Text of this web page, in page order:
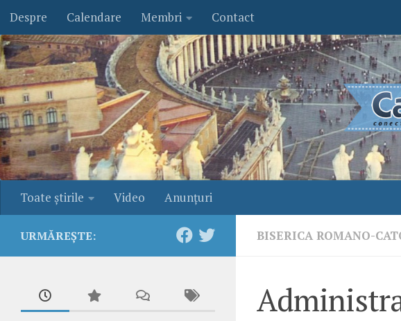
Skip to content
Despre Calendare Membri Contact
Toate ştirile Video Anunţuri
BISERICA ROMANO-
URMĂREȘTE: